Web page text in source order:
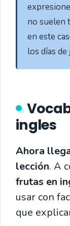
no suelen
en este
los días
ingles
Ahora
lección. A
frutas en
usar con
que